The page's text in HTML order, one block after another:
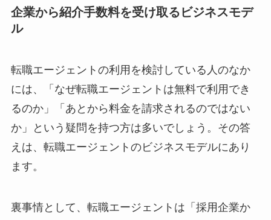
企業から紹介手数料を受け取るビジネスモデ
ル
転職エージェントの利用を検討している人のなか
には、「なぜ転職エージェントは無料で利用でき
るのか」「あとから料金を請求されるのではない
か」という疑問を持つ方は多いでしょう。その答
えは、転職エージェントのビジネスモデルにあり
ます。
裏事情として、転職エージェントは「採用企業か